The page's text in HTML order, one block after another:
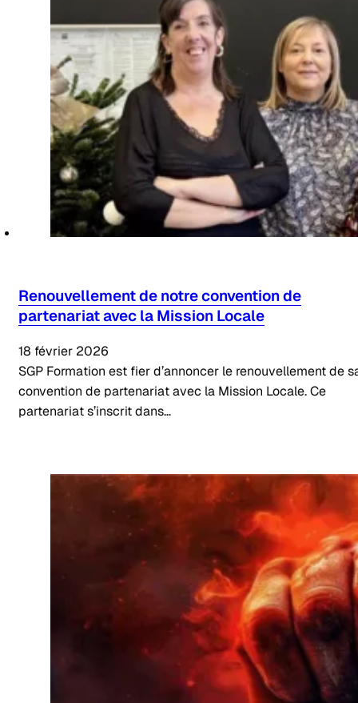
Renouvellement de notre convention de
partenariat avec la Mission Locale
18 février 2026
SGP Formation est fier d’annoncer le renouvellement de
convention de partenariat avec la Mission Locale. Ce
partenariat s’inscrit dans…